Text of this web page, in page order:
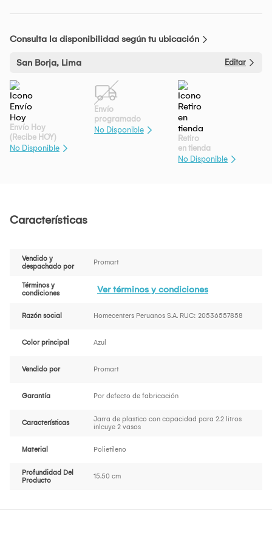
Consulta la disponibilidad según tu ubicación
San Borja, Lima Editar
Envío Hoy
(Recibe HOY)
No Disponible
Envío
programado
No Disponible
Retiro
en tienda
No Disponible
Características
Vendido y
despachado por
Promart
Términos y
condiciones
Ver términos y condiciones
Razón social Homecenters Peruanos S.A. RUC: 20536557858
Color principal Azul
Vendido por Promart
Garantía Por defecto de fabricación
Características
Jarra de plastico con capacidad para 2.2 litros
inlcuye 2 vasos
Material Polietileno
Profundidad Del
Producto
15.50 cm